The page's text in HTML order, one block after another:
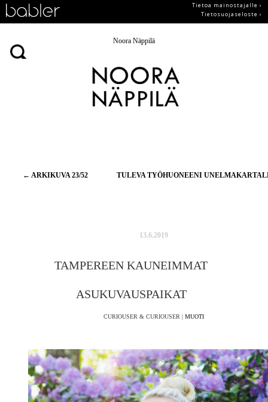
Tietoa mainostajalle ›
Tietosuojaseloste ›
Noora Näppilä
Artikkelien
← ARKIKUVA 23/52 TULEVA TYÖHUONEENI
13.6.2019
TAMPEREEN KAUNEIMMAT
ASUKUVAUSPAIKAT
CURIOUSER & CURIOUSER | MUOTI